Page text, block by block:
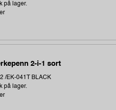
på lager.
2-i-1 sort
/EK-041T BLACK
på lager.